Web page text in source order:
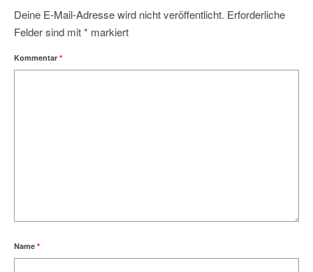
Deine E-Mail-Adresse wird nicht veröffentlicht. Erforderliche
Felder sind mit* markiert
Kommentar *
Name *